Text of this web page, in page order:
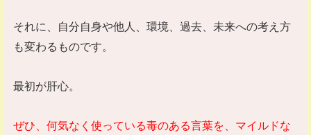
それに、自分自身や他人、環境、過去、未来への考え方
も変わるものです。
最初が肝心。
ぜひ、何気なく使っている毒のある言葉を、マイルドな